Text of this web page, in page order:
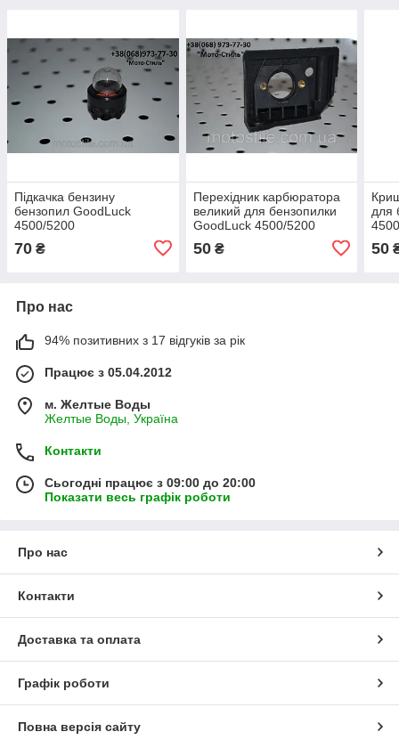
Підкачка бензину
бензопил GoodLuck
4500/5200
70 ₴
Перехідник карбюратора
великий для бензопилки
GoodLuck 4500/5200
50₴
для
50
Про нас
94% позитивних з 17 відгуків за рік
Працює з 05.04.2012
м. Желтые Воды
Желтые Воды, Україна
Контакти
Сьогодні працює з 09:00 до 20:00
Показати весь графік роботи
Про нас
Контакти
Доставка та оплата
Графік роботи
Повна версія сайту